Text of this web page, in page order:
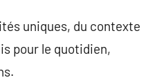
uniques, du contexte
pour le quotidien,